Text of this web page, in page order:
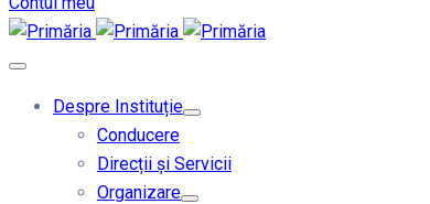
Despre Instituție
Conducere
Direcții și Servicii
Organizare